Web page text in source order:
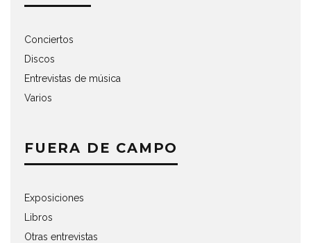
Conciertos
Discos
Entrevistas de música
Varios
FUERA DE CAMPO
Exposiciones
Libros
Otras entrevistas